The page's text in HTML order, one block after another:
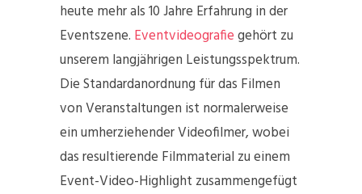
heute mehr als 10 Jahre Erfahrung in der
Eventszene. Eventvideografiegehört zu
unserem langjährigen Leistungsspektrum.
Die Standardanordnung für das Filmen
von Veranstaltungen ist normalerweise
ein umherziehender Videofilmer, wobei
das resultierende Filmmaterial zu einem
Event-Video-Highlight zusammengefügt